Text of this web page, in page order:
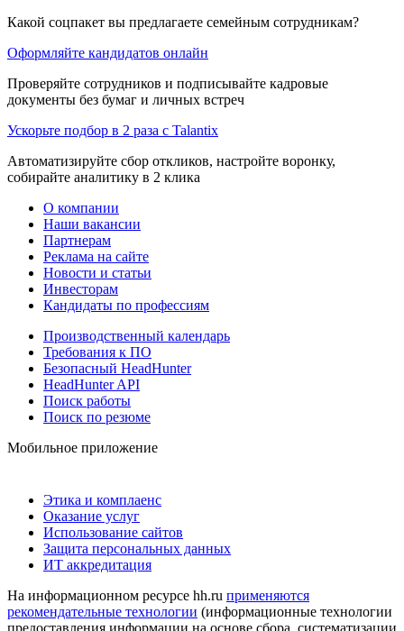
Какой соцпакет вы предлагаете семейным сотрудникам?
Оформляйте кандидатов онлайн
Проверяйте сотрудников и подписывайте кадровые
документы без бумаг и личных встреч
Ускорьте подбор в 2 раза с Talantix
Автоматизируйте сбор откликов, настройте воронку,
собирайте аналитику в 2 клика
О компании
Наши вакансии
Партнерам
Реклама на сайте
Новости и статьи
Инвесторам
Кандидаты по профессиям
Производственный календарь
Требования к ПО
Безопасный HeadHunter
HeadHunter API
Поиск работы
Поиск по резюме
Мобильное приложение
Этика и комплаенс
Оказание услуг
Использование сайтов
Защита персональных данных
ИТ аккредитация
На информационном ресурсе hh.ru применяются
рекомендательные технологии (информационные технологии
предоставления информации на основе сбора, систематизации